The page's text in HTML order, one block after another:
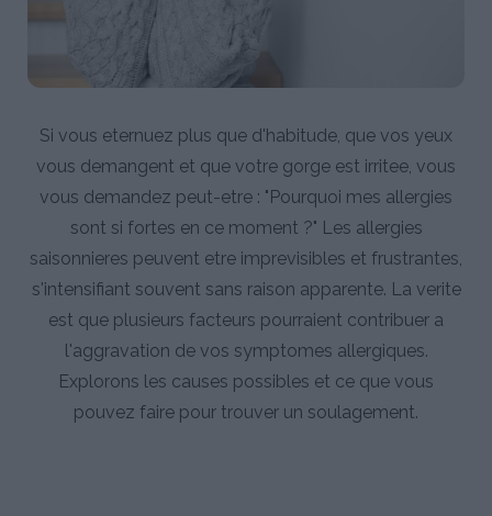
Si vous eternuez plus que d'habitude, que vos yeux
vous demangent et que votre gorge est irritee, vous
vous demandez peut-etre : "Pourquoi mes allergies
sont si fortes en ce moment ?" Les allergies
saisonnieres peuvent etre imprevisibles et frustrantes,
s'intensifiant souvent sans raison apparente. La verite
est que plusieurs facteurs pourraient contribuer a
l'aggravation de vos symptomes allergiques.
Explorons les causes possibles et ce que vous
pouvez faire pour trouver un soulagement.